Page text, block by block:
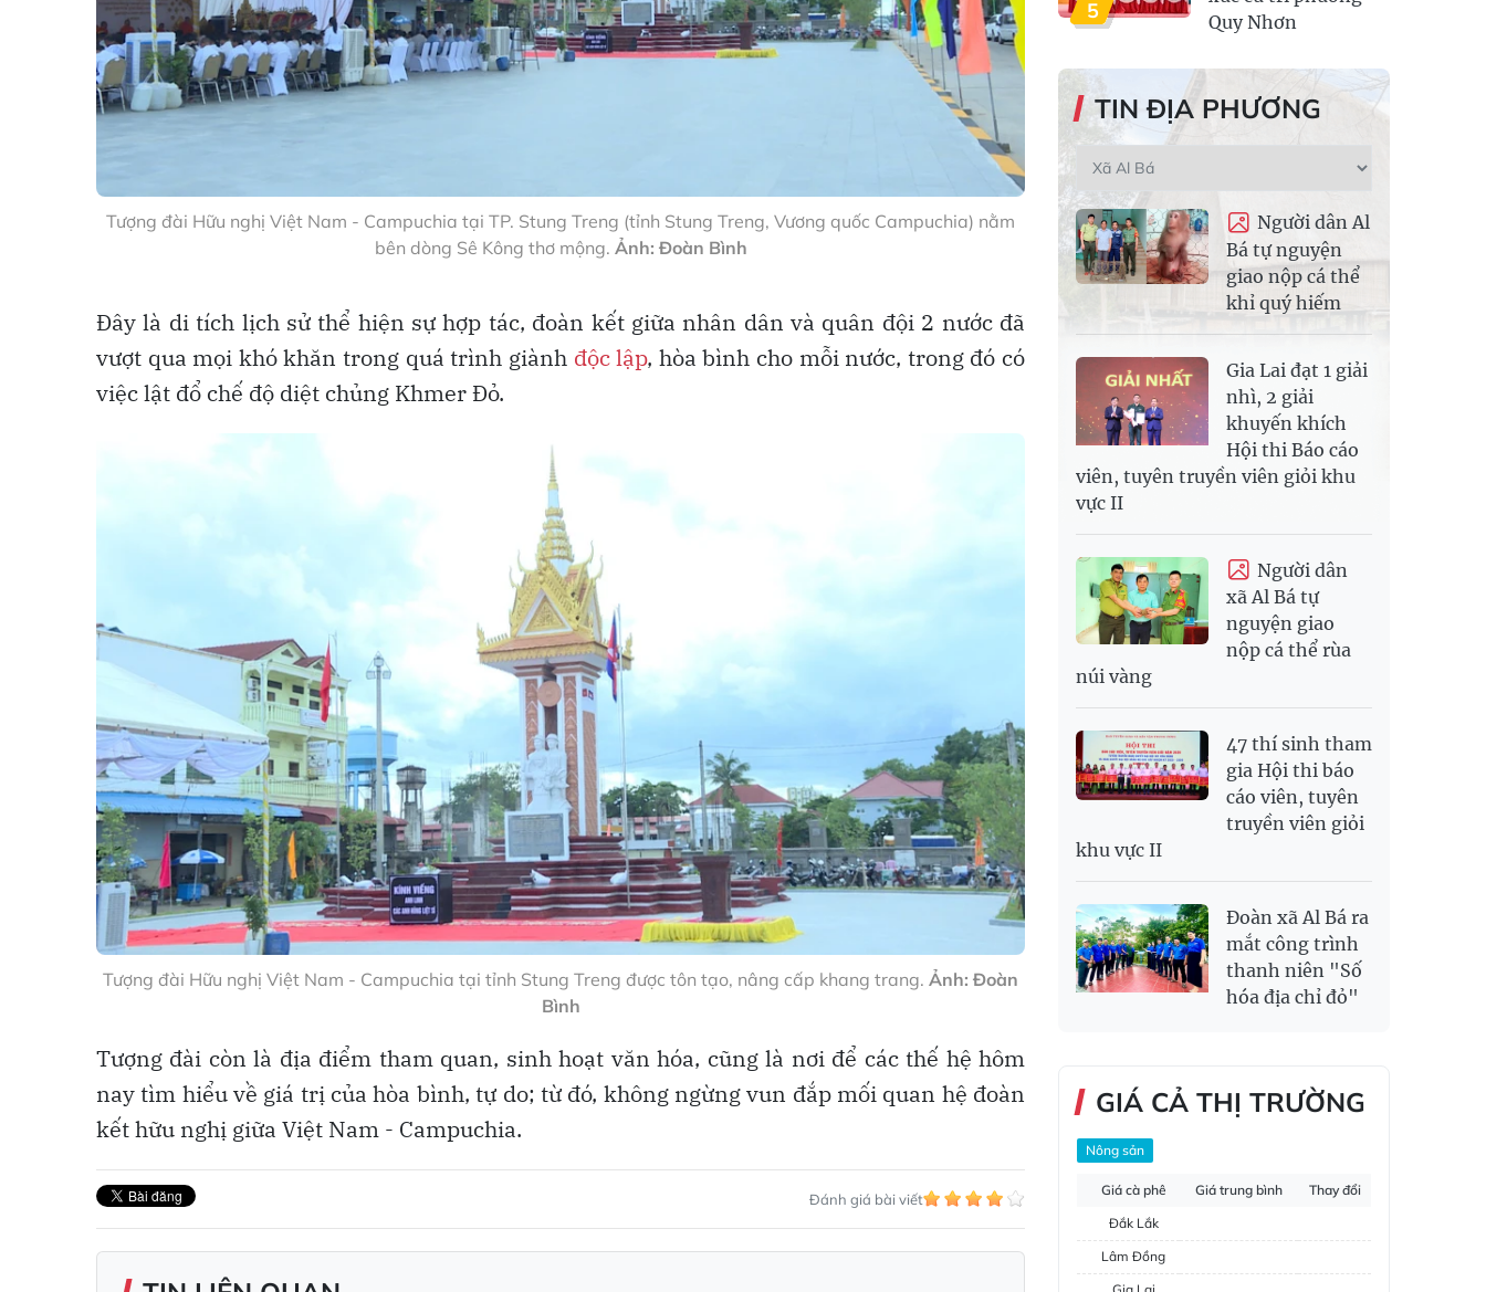
Tượng đài Hữu nghị Việt Nam - Campuchia tại TP. Stung Treng (tỉnh Stung Treng, Vương quốc Campuchia) nằm
bên dòng Sê Kông thơ mộng. Ảnh: Đoàn Bình
Đây là di tích lịch sử thể hiện sự hợp tác, đoàn kết giữa nhân dân và quân đội 2 nước đã
vượt qua mọi khó khăn trong quá trình giành độc lập, hòa bình cho mỗi nước, trong đó có
việc lật đổ chế độ diệt chủng Khmer Đỏ.
Tượng đài Hữu nghị Việt Nam - Campuchia tại tỉnh Stung Treng được tôn tạo, nâng cấp khang trang. Ảnh: Đoàn
Bình
Tượng đài còn là địa điểm tham quan, sinh hoạt văn hóa, cũng là nơi để các thế hệ hôm
nay tìm hiểu về giá trị của hòa bình, tự do; từ đó, không ngừng vun đắp mối quan hệ đoàn
kết hữu nghị giữa Việt Nam - Campuchia.
Đánh giá bài viết
5
Quy Nhơn
TIN ĐỊA PHƯƠNG
Người dân Al
Bá tự nguyện
giao nộp cá thể
khỉ quý hiếm
Gia Lai đạt 1 giải
nhì, 2 giải
khuyến khích
Hội thi Báo cáo
viên, tuyên truyền viên giỏi khu
vực II
Người dân
xã Al Bá tự
nguyện giao
nộp cá thể rùa
núi vàng
47 thí sinh tham
gia Hội thi báo
cáo viên, tuyên
truyền viên giỏi
khu vực II
Đoàn xã Al Bá ra
mắt công trình
thanh niên "Số
hóa địa chỉ đỏ"
GIÁ CẢ THỊ TRƯỜNG
Nông sản
Giá cà phê Giá trung bình
Thay đổi
Đắk Lắk
Lâm Đồng